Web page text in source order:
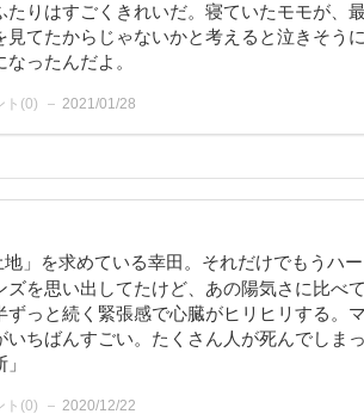
たりはすごくきれいだ。寝ていたモモが、
見てたからじゃないかと考えると泣きそう
ったんだよ。
ト(0) 2021/01/28
地」を求めている幸田。それだけでもうハ
を思い出してたけど、あの陽気さに比べ
っと続く緊張感で心臓がヒリヒリする。
いちばんすごい。たくさん人が死んでしま
ト(0) 2020/12/22